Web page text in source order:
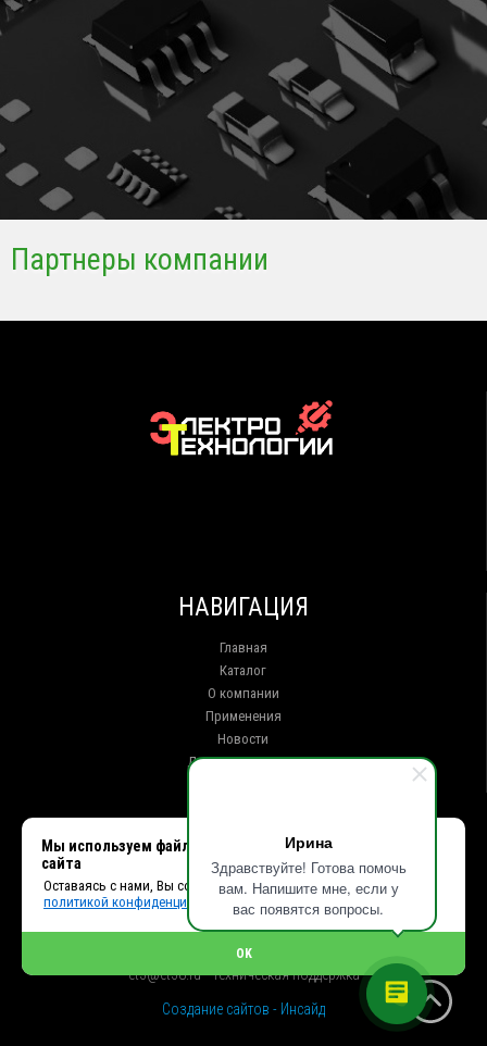
Ирина
Здравствуйте! Готова помочь
вам. Напишите мне, если у
вас появятся вопросы.
Партнеры компании
НАВИГАЦИЯ
Главная
Каталог
О компании
Применения
Новости
Доставка и оплата
г. Иркутск ул. Клары Цеткин, 16, офис 15
+7 (914) 010-76-83, 8 (3952) 93-27-93 - Отдел продаж
+7 (950) 075-85-99 - Техническая поддержка
info@et38.ru - Общая почта
et2@et38.ru - Отдел продаж
et3@et38.ru - Техническая поддержка
Создание сайтов - Инсайд
Мы используем файлы cookie, чтобы улучшить работу
сайта
Оставаясь с нами, Вы соглашаетесь с использованием cookies и
политикой конфиденциальности.
OK